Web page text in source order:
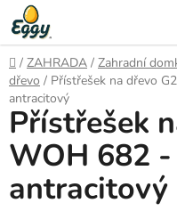
Přejít
na
obsah
Domů
/ ZAHRADA / Zahradní
dřevo / Přístřešek na dřevo
antracitový
Přístřešek
WOH 682
antracitový